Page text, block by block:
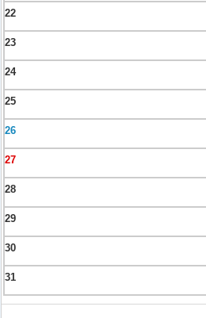
22
23
24
25
26
27
28
29
30
31